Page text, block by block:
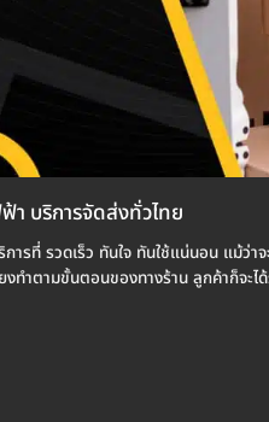
า บริการจัดส่งทั่วไทย
รที่ รวดเร็ว ทันใจ ทันใช้แน่นอน แม้ว่
งทำตามขั้นตอนของทางร้าน ลูกค้าก็จะไ